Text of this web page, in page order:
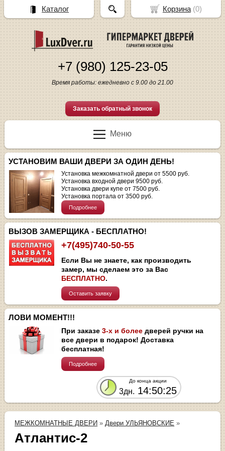
+7 (980) 125-23-05
Время работы: ежедневно с 9.00 до 21.00
Заказать обратный звонок
Меню
УСТАНОВИМ ВАШИ ДВЕРИ ЗА ОДИН ДЕНЬ!
Установка межкомнатной двери от 5500 руб.
Установка входной двери 9500 руб.
Установка двери купе от 7500 руб.
Установка портала от 3500 руб.
Подробнее
ВЫЗОВ ЗАМЕРЩИКА - БЕСПЛАТНО!
+7(495)740-50-55
Если Вы не знаете, как производить
замер, мы сделаем это за Вас
БЕСПЛАТНО.
Оставить заявку
ЛОВИ МОМЕНТ!!!
При заказе3-х и более дверей ручки на
все двери в подарок! Доставка
бесплатная!
Подробнее
До конца акции
3дн. 14:50:25
МЕЖКОМНАТНЫЕ ДВЕРИ » Двери УЛЬЯНОВСКИЕ »
Атлантис-2
Корзина(0)
Каталог